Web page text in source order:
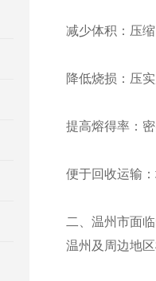
减少体积：压
降低烧损：压
提高熔得率：
便于回收运输
二、温州市面
温州及周边地